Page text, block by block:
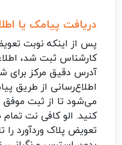
دریافت پیامک یا
پس از اینکه نوبت
کارشناس ثبت شد،
آدرس دقیق مرکز برای
اطلاع‌رسانی از طریق
می‌شود تا از ثبت
کنید. الو کافی نت
تعویض پلاک وردآورد را